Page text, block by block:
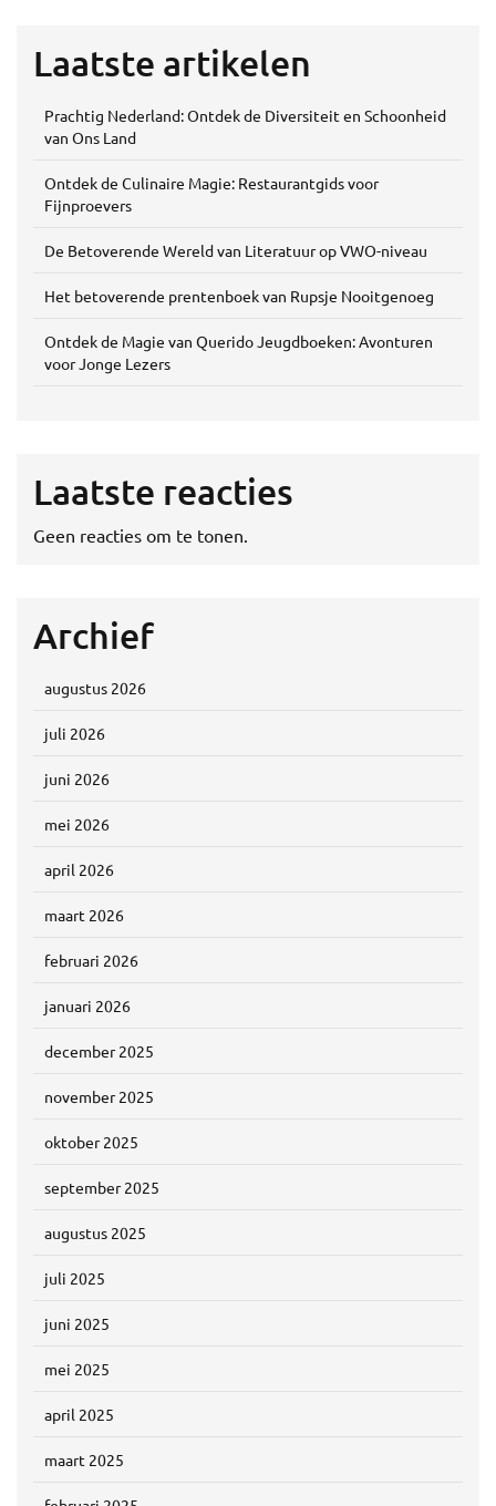
Laatste artikelen
Prachtig Nederland: Ontdek de Diversiteit en Schoonheid
van Ons Land
Ontdek de Culinaire Magie: Restaurantgids voor
Fijnproevers
De Betoverende Wereld van Literatuur op VWO-niveau
Het betoverende prentenboek van Rupsje Nooitgenoeg
Ontdek de Magie van Querido Jeugdboeken: Avonturen
voor Jonge Lezers
Laatste reacties
Geen reacties om te tonen.
Archief
augustus 2026
juli 2026
juni 2026
mei 2026
april 2026
maart 2026
februari 2026
januari 2026
december 2025
november 2025
oktober 2025
september 2025
augustus 2025
juli 2025
juni 2025
mei 2025
april 2025
maart 2025